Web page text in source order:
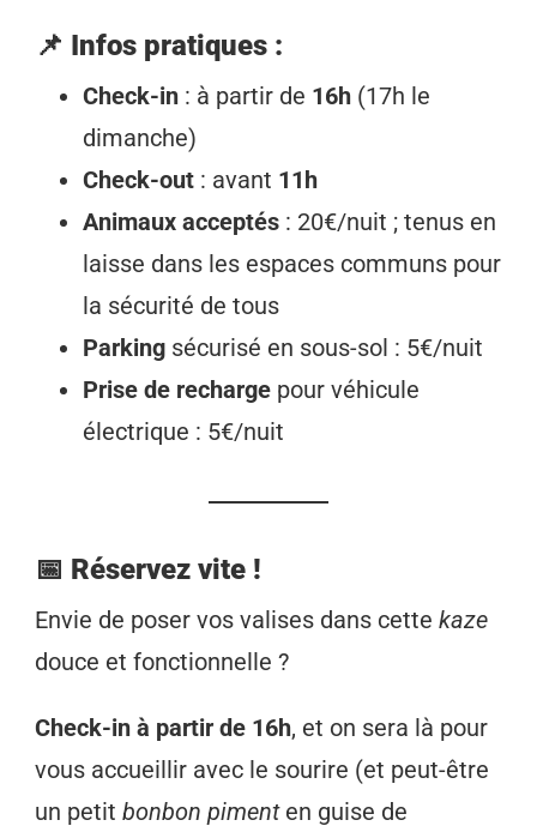
📌 Infos pratiques :
Check-in : à partir de 16h (17h le
dimanche)
Check-out : avant 11h
Animaux acceptés : 20€/nuit ; tenus en
laisse dans les espaces communs pour
la sécurité de tous
Parking sécurisé en sous-sol : 5€/nuit
Prise de recharge pour véhicule
électrique : 5€/nuit
📅 Réservez vite !
Envie de poser vos valises dans cette kaze
douce et fonctionnelle ?
Check-in à partir de 16h, et on sera là pour
vous accueillir avec le sourire (et peut-être
un petit bonbon pimenten guise de